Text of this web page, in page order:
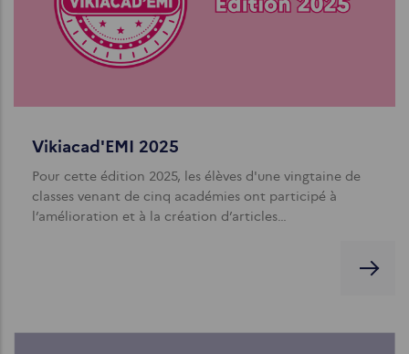
Vikiacad'EMI 2025
Pour cette édition 2025, les élèves d'une vingtaine de
classes venant de cinq académies ont participé à
l’amélioration et à la création d’articles…